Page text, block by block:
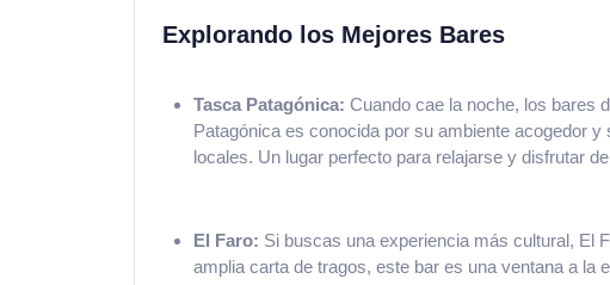
Explorando los Mejores Bares
Tasca Patagónica: Cuando cae la noche, los bares
Patagónica es conocida por su ambiente acogedor
locales. Un lugar perfecto para relajarse y disfrutar
El Faro: Si buscas una experiencia más cultural, El
amplia carta de tragos, este bar es una ventana a la